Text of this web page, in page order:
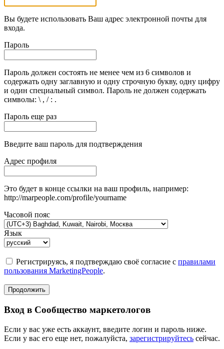
Вы будете использовать Ваш адрес электронной почты для
входа.
Пароль
Пароль должен состоять не менее чем из 6 символов и
содержать одну заглавную и одну строчную букву, одну цифру
и один специальный символ. Пароль не должен содержать
символы: \ , / : .
Пароль еще раз
Введите ваш пароль для подтверждения
Адрес профиля
Это будет в конце ссылки на ваш профиль, например:
http://marpeople.com/profile/yourname
Часовой пояс
Язык
Регистрируясь, я подтверждаю своё согласие с правилами
пользования MarketingPeople.
Продолжить
Вход в Сообщество маркетологов
Если у вас уже есть аккаунт, введите логин и пароль ниже.
Если у вас его еще нет, пожалуйста, зарегистрируйтесь сейчас.